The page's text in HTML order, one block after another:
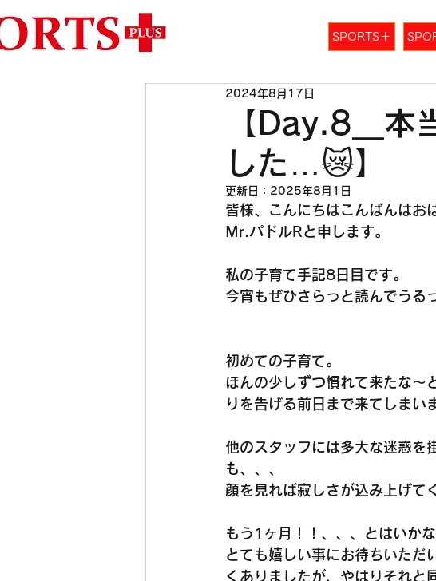
SPORTS＋
【Day.8__本
した…😿】
2024年8月17日
更新日： 2025年8月1日
皆様、こんにちはこんばんはお
Mr.パドルRと申します。
私の子育て手記8日目です。
今宵もぜひさらっと読んでうる
初めての子育て。
ほんの少しずつ慣れて来たな〜
りを告げる前日まで来てしまい
他のスタッフには多大な迷惑を
も、、、
顔を見れば寂しさが込み上げて
もう1ヶ月！！、、、とはいかな
とても嬉しい事にお待ちいただ
くありましたが、やはりそれと